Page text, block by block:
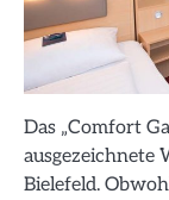
Das „Comfort
ausgezeichnete
Bielefeld.